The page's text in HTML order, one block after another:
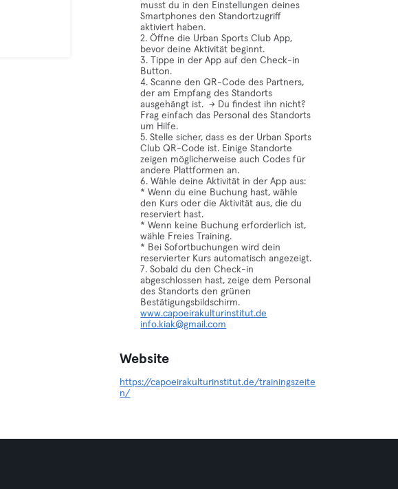
musst du in den Einstellungen deines
Smartphones den Standortzugriff
aktiviert haben.
2. Öffne die Urban Sports Club App,
bevor deine Aktivität beginnt.
3. Tippe in der App auf den Check-in
Button.
4. Scanne den QR-Code des Partners,
der am Empfang des Standorts
ausgehängt ist. → Du findest ihn nicht?
Frag einfach das Personal des Standorts
um Hilfe.
5. Stelle sicher, dass es der Urban Sports
Club QR-Code ist. Einige Standorte
zeigen möglicherweise auch Codes für
andere Plattformen an.
6. Wähle deine Aktivität in der App aus:
* Wenn du eine Buchung hast, wähle
den Kurs oder die Aktivität aus, die du
reserviert hast.
* Wenn keine Buchung erforderlich ist,
wähle Freies Training.
* Bei Sofortbuchungen wird dein
reservierter Kurs automatisch angezeigt.
7. Sobald du den Check-in
abgeschlossen hast, zeige dem Personal
des Standorts den grünen
www.capoeirakulturinstitut.de
info.kiak@gmail.com
Website
https://capoeirakulturinstitut.de/trainingszeite
n/